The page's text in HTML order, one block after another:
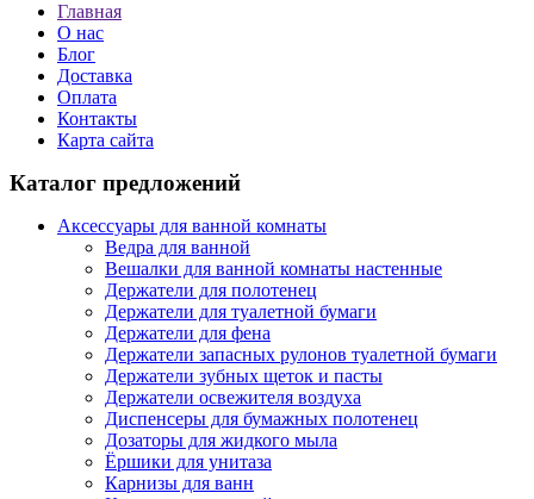
Главная
О нас
Блог
Доставка
Оплата
Контакты
Карта сайта
Каталог предложений
Аксессуары для ванной комнаты
Ведра для ванной
Вешалки для ванной комнаты настенные
Держатели для полотенец
Держатели для туалетной бумаги
Держатели для фена
Держатели запасных рулонов туалетной бумаги
Держатели зубных щеток и пасты
Держатели освежителя воздуха
Диспенсеры для бумажных полотенец
Дозаторы для жидкого мыла
Ёршики для унитаза
Карнизы для ванн